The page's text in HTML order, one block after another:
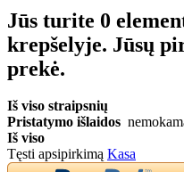
Jūs turite 0
krepšelyje. Jūsų
prekė.
Iš viso straipsnių
Pristatymo išlaidos
Iš viso
Tęsti apsipirkimą Kasa